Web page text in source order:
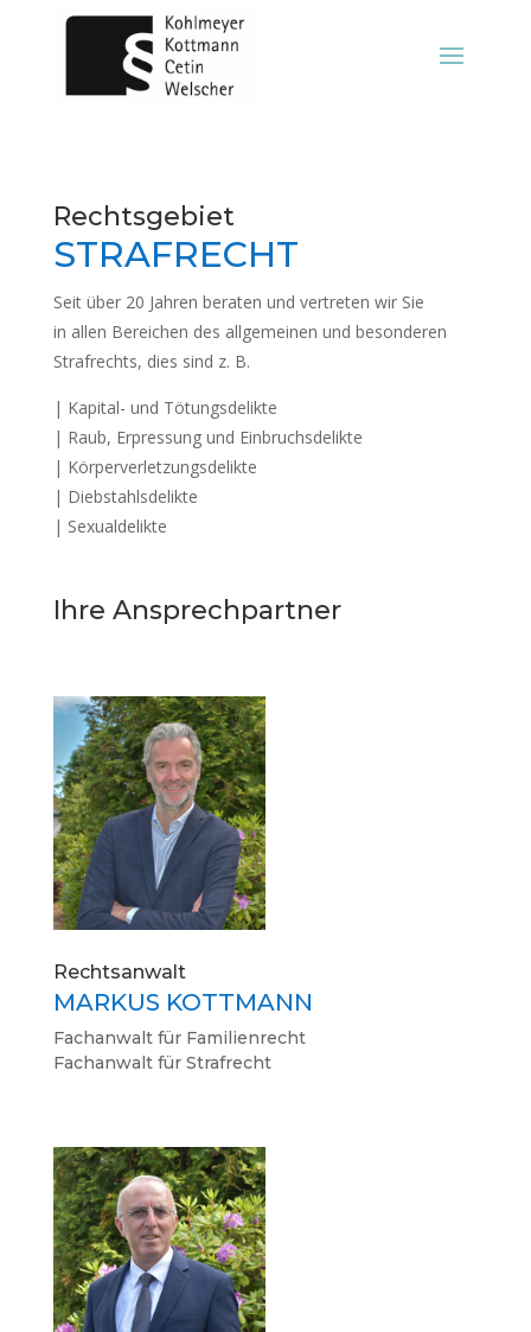
Rechtsgebiet
STRAFRECHT
Seit über 20 Jahren beraten und vertreten wir Sie
in allen Bereichen des allgemeinen und besonderen
Strafrechts, dies sind z. B.
| Kapital- und Tötungsdelikte
| Raub, Erpressung und Einbruchsdelikte
| Körperverletzungsdelikte
| Diebstahlsdelikte
| Sexualdelikte
Ihre Ansprechpartner
Rechtsanwalt
MARKUS KOTTMANN
Fachanwalt für Familienrecht
Fachanwalt für Strafrecht